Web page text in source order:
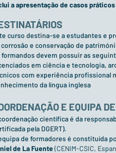
a apresentação de casos
curso destina-se a estudantes e
corrosão e conservação de
formandos devem possuir as
em ciência e tecnologia,
com experiência profissional
da língua inglesa
E EQUIPA
científica é da
pela DGERT).
de formadores é constituída
de La Fuente(CENIM-CSIC,